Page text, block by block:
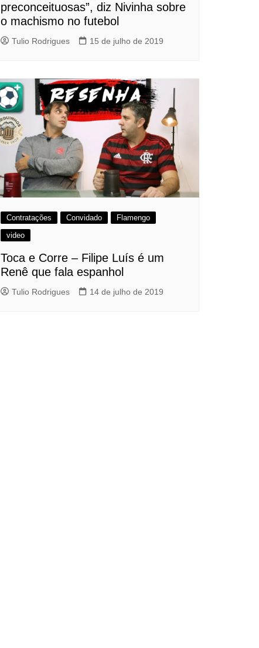
preconceituosas”, diz Nivinha sobre
o machismo no futebol
Tulio Rodrigues 15 de julho de 2019
Contratações Convidado
Flamengo
video
Toca e Corre – Filipe Luís é um
Renê que fala espanhol
Tulio Rodrigues 14 de julho de 2019